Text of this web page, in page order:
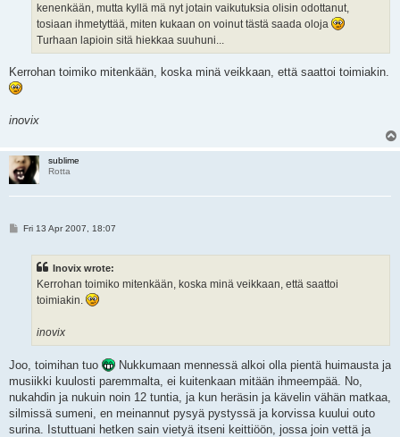
kenenkään, mutta kyllä mä nyt jotain vaikutuksia olisin odottanut,
tosiaan ihmetyttää, miten kukaan on voinut tästä saada oloja
Turhaan lapioin sitä hiekkaa suuhuni...
Kerrohan toimiko mitenkään, koska minä veikkaan, että saattoi toimiakin.
inovix
sublime
Rotta
PFri 13 Apr 2007, 18:07
Inovix wrote:
Kerrohan toimiko mitenkään, koska minä veikkaan, että saattoi
toimiakin.
inovix
Joo, toimihan tuo
Nukkumaan mennessä alkoi olla pientä huimausta ja
musiikki kuulosti paremmalta, ei kuitenkaan mitään ihmeempää. No,
nukahdin ja nukuin noin 12 tuntia, ja kun heräsin ja kävelin vähän matkaa,
silmissä sumeni, en meinannut pysyä pystyssä ja korvissa kuului outo
surina. Istuttuani hetken sain vietyä itseni keittiöön, jossa join vettä ja